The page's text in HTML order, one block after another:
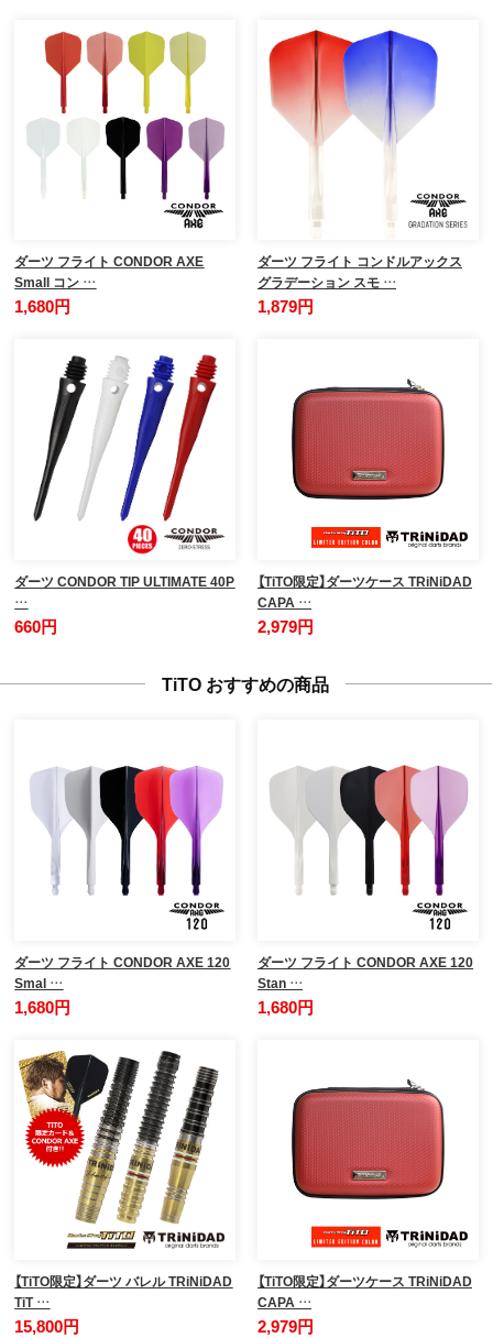
ダーツ フライト CONDOR AXE
Small コン …
1,680円
ダーツ フライト コンドルアックス
グラデーション スモ …
1,879円
ダーツ CONDOR TIP ULTIMATE 40P
…
660円
【TiTO限定】ダーツケース TRiNiDAD
CAPA …
2,979円
TiTO おすすめの商品
ダーツ フライト CONDOR AXE 120
Smal …
1,680円
ダーツ フライト CONDOR AXE 120
Stan …
1,680円
【TiTO限定】ダーツ バレル TRiNiDAD
TiT …
15,800円
【TiTO限定】ダーツケース TRiNiDAD
CAPA …
2,979円